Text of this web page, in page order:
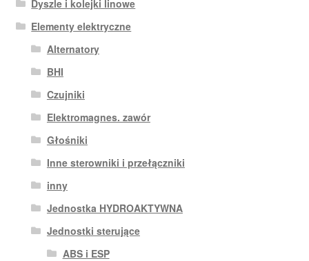
Dyszle i kolejki linowe
Elementy elektryczne
Alternatory
BHI
Czujniki
Elektromagnes. zawór
Głośniki
Inne sterowniki i przełączniki
inny
Jednostka HYDROAKTYWNA
Jednostki sterujące
ABS i ESP